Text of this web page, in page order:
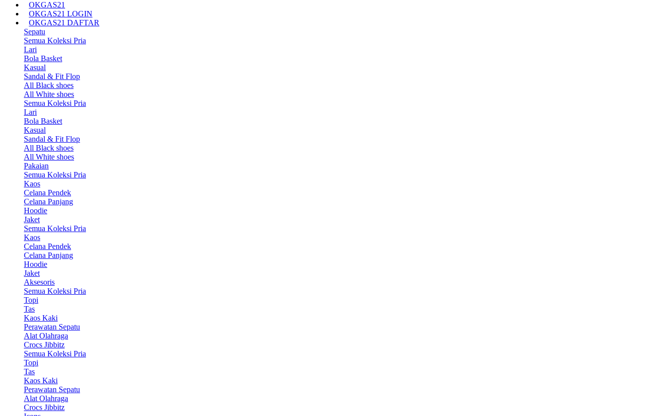
OKGAS21
OKGAS21 LOGIN
OKGAS21 DAFTAR
Sepatu
Semua Koleksi Pria
Lari
Bola Basket
Kasual
Sandal & Fit Flop
All Black shoes
All White shoes
Semua Koleksi Pria
Lari
Bola Basket
Kasual
Sandal & Fit Flop
All Black shoes
All White shoes
Pakaian
Semua Koleksi Pria
Kaos
Celana Pendek
Celana Panjang
Hoodie
Jaket
Semua Koleksi Pria
Kaos
Celana Pendek
Celana Panjang
Hoodie
Jaket
Aksesoris
Semua Koleksi Pria
Topi
Tas
Kaos Kaki
Perawatan Sepatu
Alat Olahraga
Crocs Jibbitz
Semua Koleksi Pria
Topi
Tas
Kaos Kaki
Perawatan Sepatu
Alat Olahraga
Crocs Jibbitz